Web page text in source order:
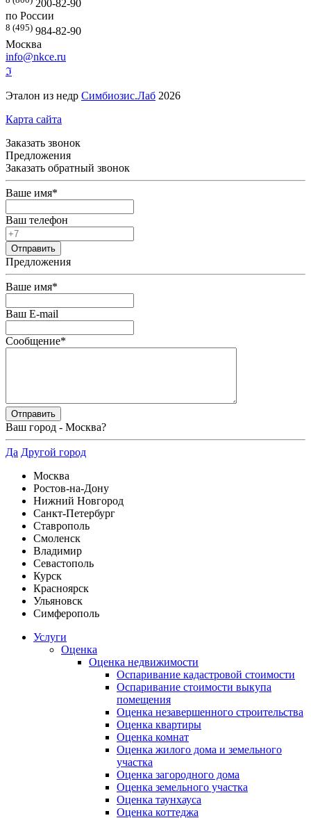
200-82-90
по России
8 (495) 984-82-90
Москва
info@nkce.ru
ℑ
Эталон из недр Симбиозис.Лаб 2026
Карта сайта
Заказать звонок
Предложения
Заказать обратный звонок
Ваше имя*
Ваш телефон
Предложения
Ваше имя*
Ваш E-mail
Сообщение*
Ваш город - Москва?
Да Другой город
Москва
Ростов-на-Дону
Нижний Новгород
Санкт-Петербург
Ставрополь
Смоленск
Владимир
Севастополь
Курск
Красноярск
Ульяновск
Симферополь
Услуги
Оценка
Оценка недвижимости
Оспаривание кадастровой стоимости
Оспаривание стоимости выкупа
помещения
Оценка незавершенного строительства
Оценка квартиры
Оценка комнат
Оценка жилого дома и земельного
участка
Оценка загородного дома
Оценка земельного участка
Оценка таунхауса
Оценка коттеджа